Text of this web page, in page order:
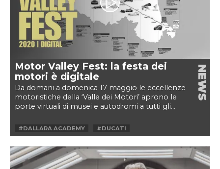
Motor Valley Fest: la festa dei
motori è digitale
Da domani a domenica 17 maggio le eccellenze
motoristiche della ‘Valle dei Motori’ aprono le
porte virtuali di musei e autodromi a tutti gli...
NEWS
#DALLARA ACADEMY
#DUCATI
#HORACIO PAGANI
#HYPERCAR
#MADE IN ITALY
#MASERATI INNOVATION LAB